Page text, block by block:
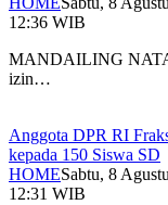
12:36 WIB
MANDAILING
izin…
Anggota DPR RI
kepada 150 Siswa SD
HOMESabtu, 8
12:31 WIB